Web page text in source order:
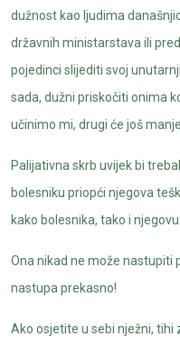
dužnost kao ljudima
državnih ministarstava ili
pojedinci slijediti svoj
sada, dužni priskočiti onima
učinimo mi, drugi će još manje.
Palijativna skrb uvijek bi
bolesniku priopći njegova
kako bolesnika, tako i njegovu
Ona nikad ne može nastupiti
nastupa prekasno!
Ako osjetite u sebi nježni, tihi